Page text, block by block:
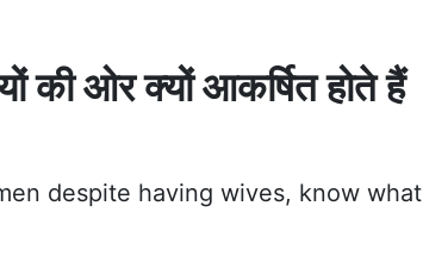
की ओर क्यों आकर्षित होते हैं
despite having wives, know what